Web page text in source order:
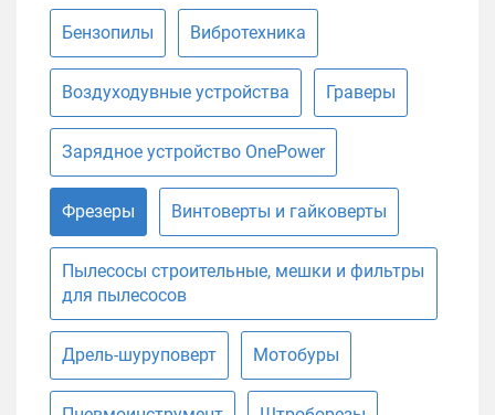
Бензопилы Вибротехника
Воздуходувные устройства Граверы
Зарядное устройство OnePower
Фрезеры Винтоверты и гайковерты
Пылесосы строительные, мешки и фильтры
для пылесосов
Дрель-шуруповерт Мотобуры